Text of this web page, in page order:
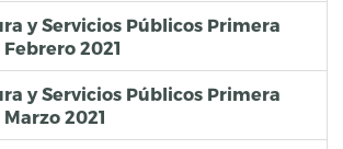
y Servicios Públicos Primera
2021
y Servicios Públicos Primera
2021